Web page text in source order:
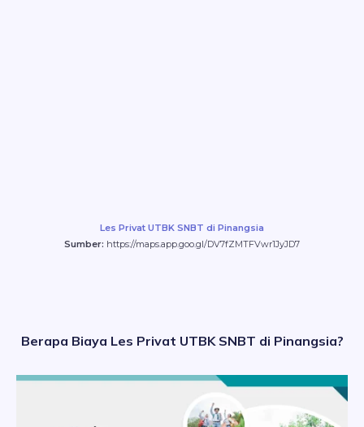
Les Privat UTBK SNBT di Pinangsia
Sumber: https://maps.app.goo.gl/DV7fZMTFVwr1JyJD7
Berapa Biaya Les Privat UTBK SNBT di Pinangsia?